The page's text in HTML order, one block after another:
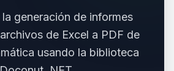
generación de informes
de Excel a PDF de
usando la biblioteca